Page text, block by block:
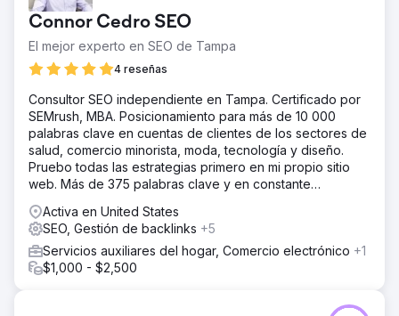
Connor Cedro SEO
El mejor experto en SEO de Tampa
4 reseñas
Consultor SEO independiente en Tampa. Certificado por
SEMrush, MBA. Posicionamiento para más de 10 000
palabras clave en cuentas de clientes de los sectores de
salud, comercio minorista, moda, tecnología y diseño.
Pruebo todas las estrategias primero en mi propio sitio
web. Más de 375 palabras clave y en constante
Activa en United States
SEO, Gestión de backlinks +5
Servicios auxiliares del hogar, Comercio electrónico +1
$1,000 - $2,500